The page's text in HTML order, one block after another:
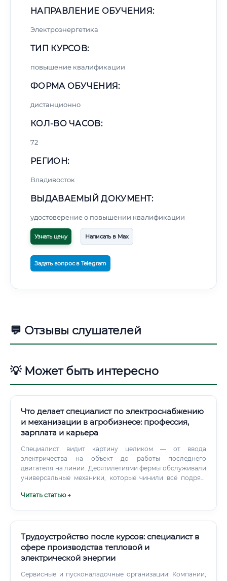
НАПРАВЛЕНИЕ ОБУЧЕНИЯ:
Электроэнергетика
ТИП КУРСОВ:
повышение квалификации
ФОРМА ОБУЧЕНИЯ:
дистанционно
КОЛ-ВО ЧАСОВ:
72
РЕГИОН:
Владивосток
ВЫДАВАЕМЫЙ ДОКУМЕНТ:
удостоверение о повышении квалификации
Узнать цену Написать в Max
Задать вопрос в Telegram
💬 Отзывы слушателей
💡 Может быть интересно
Что делает специалист по электроснабжению
и механизации в агробизнесе: профессия,
зарплата и карьера
Специалист видит картину целиком — от ввода
электричества на объект до работы последнего
двигателя на линии. Десятилетиями фермы обслуживали
универсальные механики, которые чинили всё подряд.
объекты с ПЛК-автоматикой, частотными
Читать статью →
Трудоустройство после курсов: специалист в
сфере производства тепловой и
электрической энергии
Сервисные и пусконаладочные организации: Компании,